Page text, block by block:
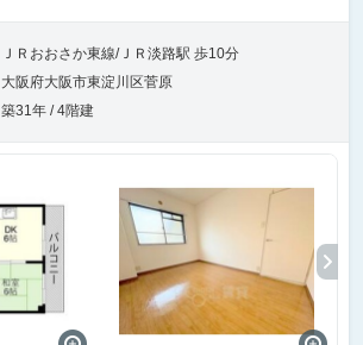
ＪＲおおさか東線/ＪＲ淡路駅 歩10分
大阪府大阪市東淀川区菅原
築31年 / 4階建